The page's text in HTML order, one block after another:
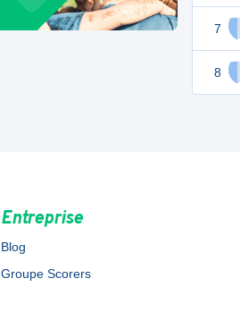
7
8
Entreprise
Blog
Groupe Scorers